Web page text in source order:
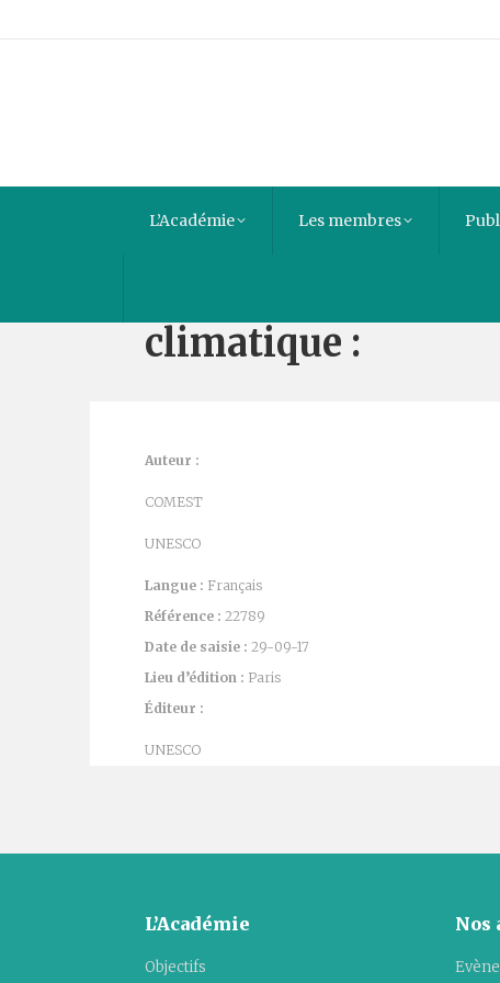
L’Académie Les membres
Les Principes
climatique :
Auteur :
COMEST
UNESCO
Langue : Français
Référence : 22789
Date de saisie : 29-09-17
Lieu d’édition : Paris
Éditeur :
UNESCO
L’Académie
Objectifs
Nos